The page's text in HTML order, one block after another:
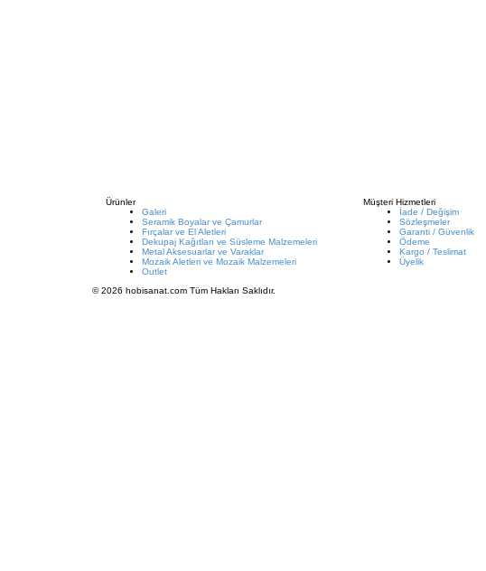
Ürünler
Galeri
Seramik Boyalar ve Çamurlar
Fırçalar ve El Aletleri
Dekupaj Kağıtları ve Süsleme Malzemeleri
Metal Aksesuarlar ve Varaklar
Mozaik Aletleri ve Mozaik Malzemeleri
Outlet
Müşteri Hizmetleri
İade / Değişim
Sözleşmeler
Garanti / Güvenlik
Ödeme
Kargo / Teslimat
Üyelik
© 2026 hobisanat.com Tüm Hakları Saklıdır.